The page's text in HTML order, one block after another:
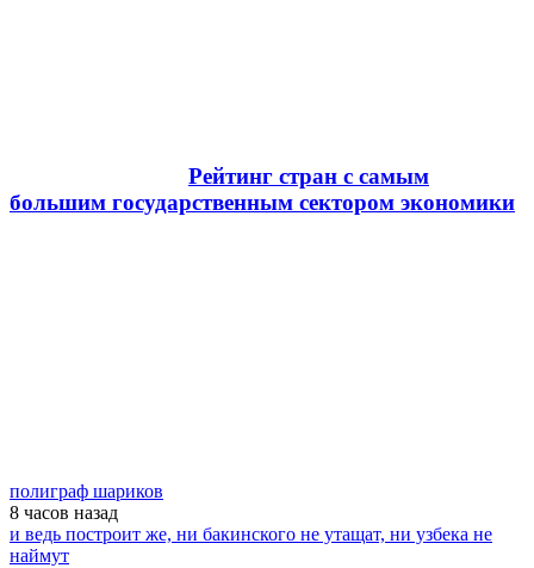
Рейтинг стран с самым
большим государственным сектором экономики
полиграф шариков
8 часов назад
и ведь построит же, ни бакинского не утащат, ни узбека не
наймут